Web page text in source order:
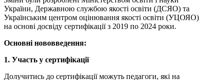
України, Державною службою якості освіти (ДСЯО) та
Українським центром оцінювання якості освіти (УЦОЯО)
на основі досвіду сертифікації з 2019 по 2024 роки.
Основні нововведення:
1. Участь у сертифікації
Долучитись до сертифікації можуть педагоги, які на